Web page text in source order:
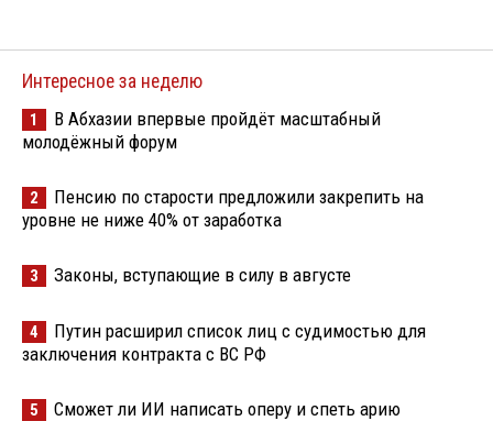
Интересное за неделю
1
В Абхазии впервые пройдёт масштабный
молодёжный форум
2
Пенсию по старости предложили закрепить на
уровне не ниже 40% от заработка
3 Законы, вступающие в силу в августе
4
Путин расширил список лиц с судимостью для
заключения контракта с ВС РФ
5 Сможет ли ИИ написать оперу и спеть арию